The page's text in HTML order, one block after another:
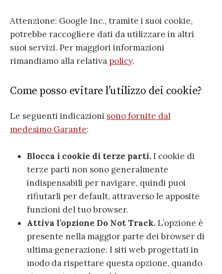
Attenzione: Google Inc., tramite i suoi cookie,
potrebbe raccogliere dati da utilizzare in altri
suoi servizi. Per maggiori informazioni
rimandiamo alla relativa policy.
Come posso evitare l’utilizzo dei cookie?
Le seguenti indicazioni sono fornite dal
medesimo Garante:
Blocca i cookie di terze parti.I cookie di
terze parti non sono generalmente
indispensabili per navigare, quindi puoi
rifiutarli per default, attraverso le apposite
funzioni del tuo browser.
Attiva l’opzione Do Not Track.L’opzione è
presente nella maggior parte dei browser di
ultima generazione. I siti web progettati in
modo da rispettare questa opzione, quando